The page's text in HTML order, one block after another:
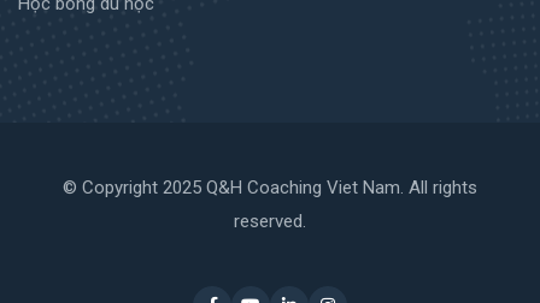
© Copyright 2025 Q&H Coaching Viet Nam. All rights
reserved.